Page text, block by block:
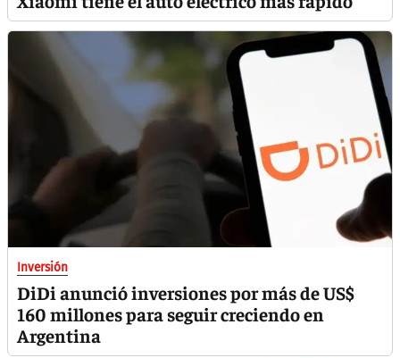
Inversión
DiDi anunció inversiones por más de US$
160 millones para seguir creciendo en
Argentina